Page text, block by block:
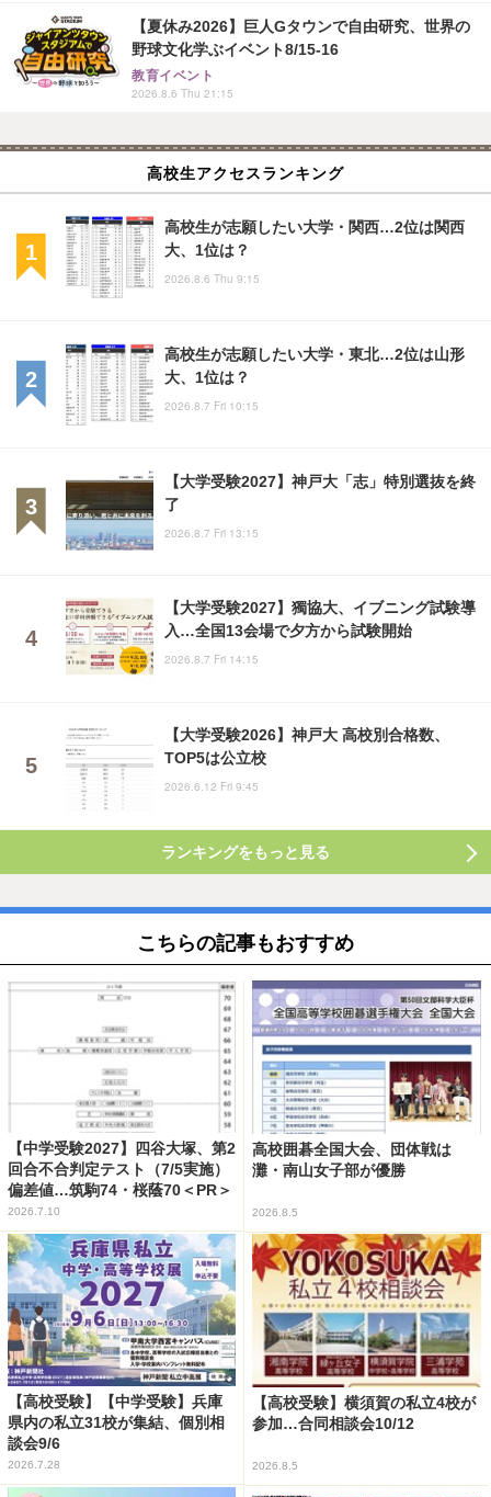
【夏休み2026】巨人Gタウンで自由研究、世界の
野球文化学ぶイベント8/15-16
教育イベント
2026.8.6 Thu 21:15
高校生アクセスランキング
高校生が志願したい大学・関西…2位は関西
大、1位は？
2026.8.6 Thu 9:15
高校生が志願したい大学・東北…2位は山形
大、1位は？
2026.8.7 Fri 10:15
【大学受験2027】神戸大「志」特別選抜を終
了
2026.8.7 Fri 13:15
【大学受験2027】獨協大、イブニング試験導
入…全国13会場で夕方から試験開始
2026.8.7 Fri 14:15
【大学受験2026】神戸大 高校別合格数、
TOP5は公立校
2026.6.12 Fri 9:45
ランキングをもっと見る
こちらの記事もおすすめ
【中学受験2027】四谷大塚、第2
回合不合判定テスト（7/5実施）
偏差値…筑駒74・桜蔭70＜PR＞
2026.7.10
高校囲碁全国大会、団体戦は
灘・南山女子部が優勝
2026.8.5
【高校受験】【中学受験】兵庫
県内の私立31校が集結、個別相
談会9/6
2026.7.28
【高校受験】横須賀の私立4校が
参加…合同相談会10/12
2026.8.5